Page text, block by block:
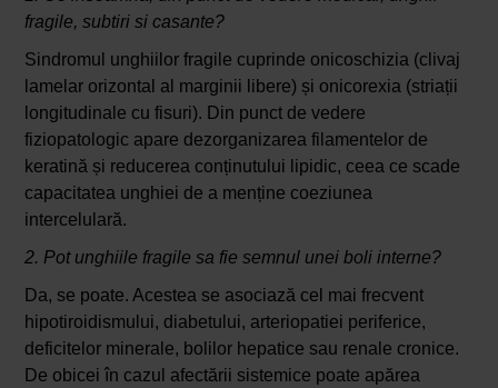
fragile, subtiri si casante?
Sindromul unghiilor fragile cuprinde onicoschizia (clivaj
lamelar orizontal al marginii libere) și onicorexia (striații
longitudinale cu fisuri). Din punct de vedere
fiziopatologic apare dezorganizarea filamentelor de
keratină și reducerea conținutului lipidic, ceea ce scade
capacitatea unghiei de a menține coeziunea
intercelulară.
2. Pot unghiile fragile sa fie semnul unei boli interne?
Da, se poate. Acestea se asociază cel mai frecvent
hipotiroidismului, diabetului, arteriopatiei periferice,
deficitelor minerale, bolilor hepatice sau renale cronice.
De obicei în cazul afectării sistemice poate apărea